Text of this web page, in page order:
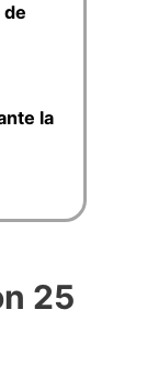
de
la
25